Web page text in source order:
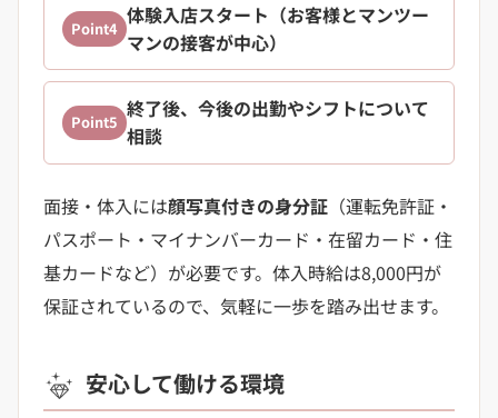
Point4
体験入店スタート（お客様とマンツー
マンの接客が中心）
Point5
終了後、今後の出勤やシフトについて
相談
面接・体入には顔写真付きの身分証 （運転免許証・
パスポート・マイナンバーカード・在留カード・住
基カードなど）が必要です。体入時給は8,000円が
保証されているので、気軽に一歩を踏み出せます。
安心して働ける環境